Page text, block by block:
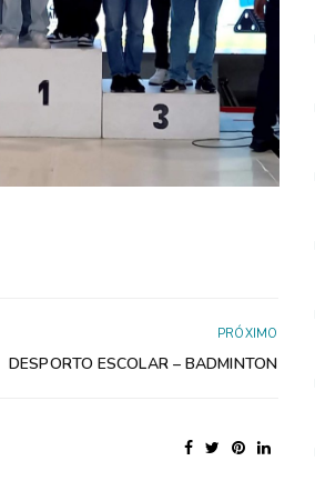
PRÓXIMO
DESPORTO ESCOLAR – BADMINTON